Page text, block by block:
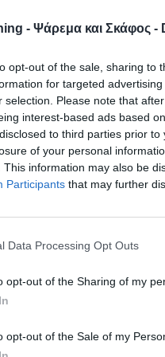
- Ψάρεμα και Σκάφος -
opt-out of the sale, sharing to
for targeted
selection. Please note that
interest-based ads based
to third parties prior
of your personal
This information may also be
Participants that may further
Data Processing Opt Outs
opt-out of the Sharing of my
opt-out of the Sale of my
όυι κάποια χρώµατα
βήµα µπροστά, όσος
αρπακτικό
σε Ελλάδα και Κύπρο,
διαθέσιµοι οι «Τρεις
τη DUO International